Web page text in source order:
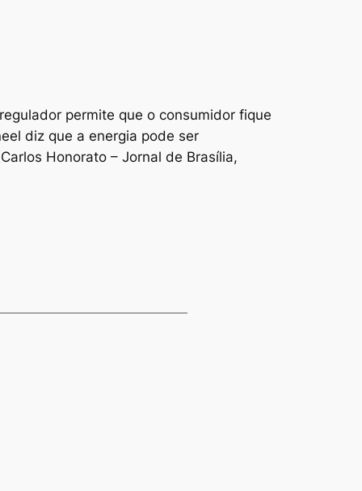
permite que o consumidor fique
diz que a energia pode ser
Honorato – Jornal de Brasília,